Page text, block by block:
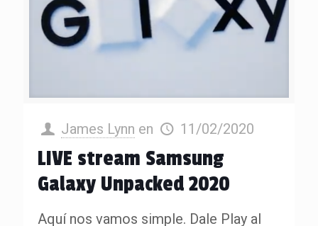
James Lynn en 11/02/2020
LIVE stream Samsung
Galaxy Unpacked 2020
Aquí nos vamos simple. Dale Play al